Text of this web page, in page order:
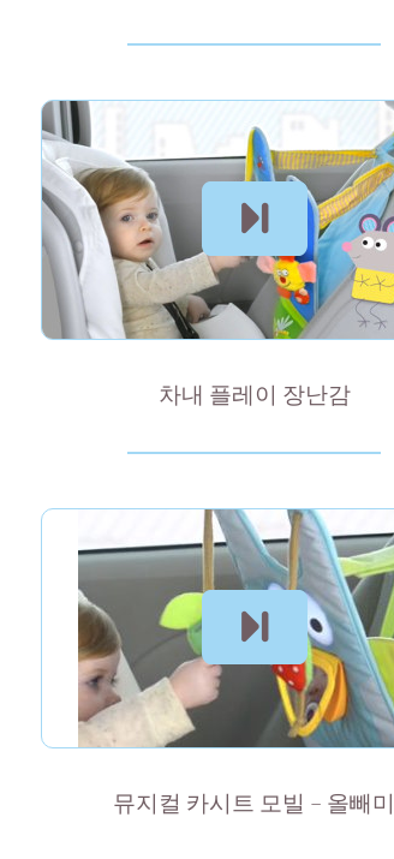
차내 플레이 장난감
뮤지컬 카시트 모빌 – 올빼미